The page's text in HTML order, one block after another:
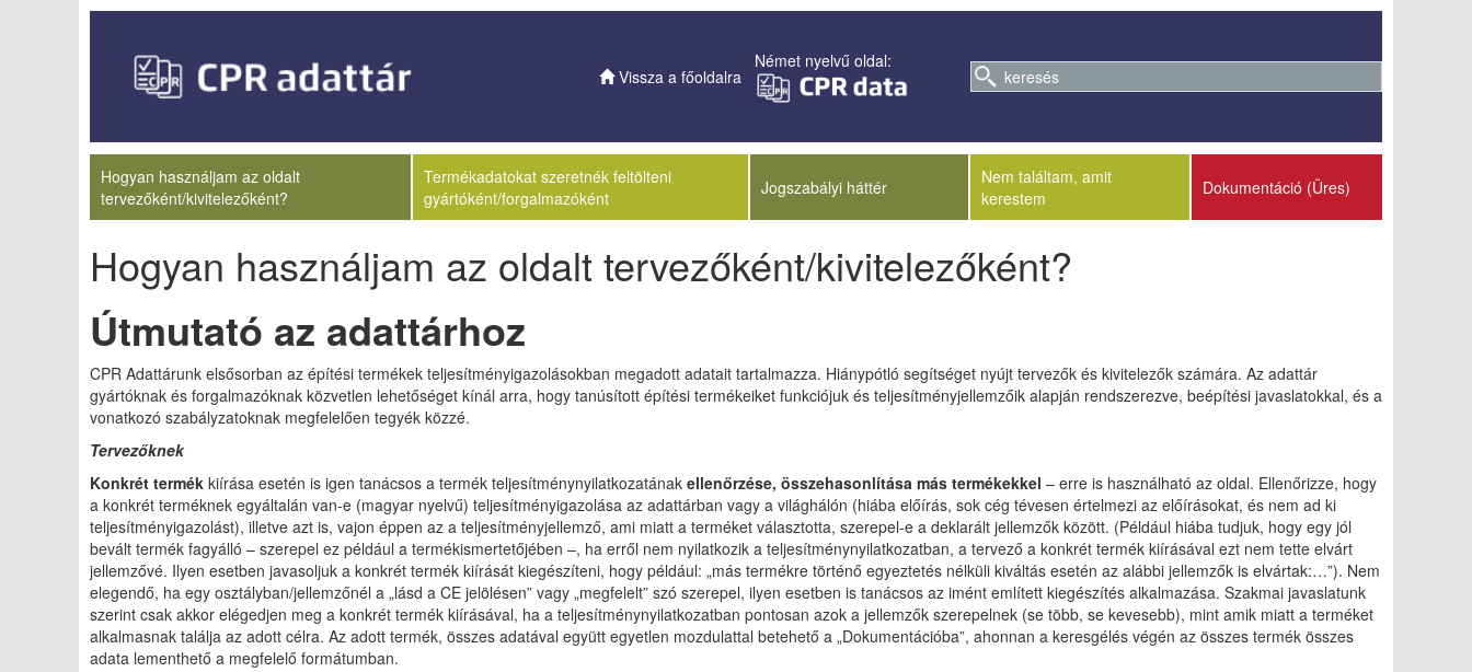
Vissza a főoldalra
Német nyelvű oldal:
Hogyan használjam az oldalt
tervezőként/kivitelezőként?
Termékadatokat szeretnék feltölteni
gyártóként/forgalmazóként
Jogszabályi háttér
Nem találtam, amit
kerestem
Dokumentáció (Üres)
Hogyan használjam az oldalt tervezőként/kivitelezőként?
Útmutató az adattárhoz
CPR Adattárunk elsősorban az építési termékek teljesítményigazolásokban megadott adatait tartalmazza. Hiánypótló segítséget nyújt tervezők és kivitelezők számára. Az adattár
gyártóknak és forgalmazóknak közvetlen lehetőséget kínál arra, hogy tanúsított építési termékeiket funkciójuk és teljesítményjellemzőik alapján rendszerezve, beépítési javaslatokkal, és a
vonatkozó szabályzatoknak megfelelően tegyék közzé.
Tervezőknek
Konkrét termék kiírása esetén is igen tanácsos a termék teljesítménynyilatkozatának ellenőrzése, összehasonlítása más termékekkel – erre is használható az oldal. Ellenőrizze, hogy
a konkrét terméknek egyáltalán van-e (magyar nyelvű) teljesítményigazolása az adattárban vagy a világhálón (hiába előírás, sok cég tévesen értelmezi az előírásokat, és nem ad ki
teljesítményigazolást), illetve azt is, vajon éppen az a teljesítményjellemző, ami miatt a terméket választotta, szerepel-e a deklarált jellemzők között. (Például hiába tudjuk, hogy egy jól
bevált termék fagyálló – szerepel ez például a termékismertetőjében –, ha erről nem nyilatkozik a teljesítménynyilatkozatban, a tervező a konkrét termék kiírásával ezt nem tette elvárt
jellemzővé. Ilyen esetben javasoljuk a konkrét termék kiírását kiegészíteni, hogy például: „más termékre történő egyeztetés nélküli kiváltás esetén az alábbi jellemzők is elvártak:…”). Nem
elegendő, ha egy osztályban/jellemzőnél a „lásd a CE jelölésen” vagy „megfelelt” szó szerepel, ilyen esetben is tanácsos az imént említett kiegészítés alkalmazása. Szakmai javaslatunk
szerint csak akkor elégedjen meg a konkrét termék kiírásával, ha a teljesítménynyilatkozatban pontosan azok a jellemzők szerepelnek (se több, se kevesebb), mint amik miatt a terméket
alkalmasnak találja az adott célra. Az adott termék, összes adatával együtt egyetlen mozdulattal betehető a „Dokumentációba”, ahonnan a keresgélés végén az összes termék összes
adata lementhető a megfelelő formátumban.